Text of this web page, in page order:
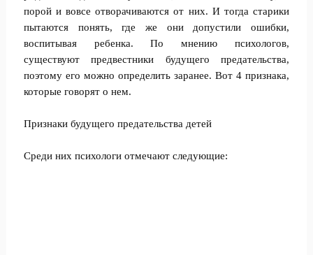
порой и вовсе отворачиваются от них. И тогда старики
пытаются понять, где же они допустили ошибки,
воспитывая ребенка. По мнению психологов,
существуют предвестники будущего предательства,
поэтому его можно определить заранее. Вот 4 признака,
которые говорят о нем.
Признаки будущего предательства детей
Среди них психологи отмечают следующие: